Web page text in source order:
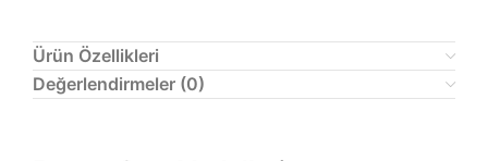
Ürün Özellikleri
Değerlendirmeler (0)